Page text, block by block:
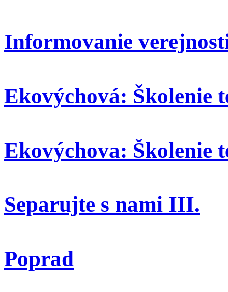
Informovanie
Ekovýchová: Školenie
Ekovýchova: Školenie
Separujte s nami III.
Poprad